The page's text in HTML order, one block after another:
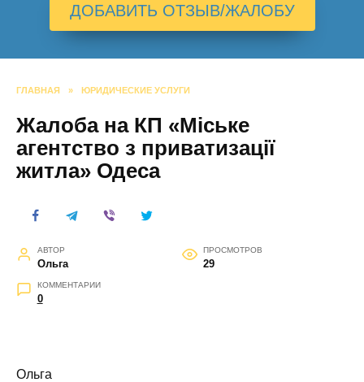
ДОБАВИТЬ ОТЗЫВ/ЖАЛОБУ
ГЛАВНАЯ » ЮРИДИЧЕСКИЕ УСЛУГИ
Жалоба на КП «Міське
агентство з приватизації
житла» Одеса
АВТОР
Ольга
ПРОСМОТРОВ
29
КОММЕНТАРИИ
0
Ольга